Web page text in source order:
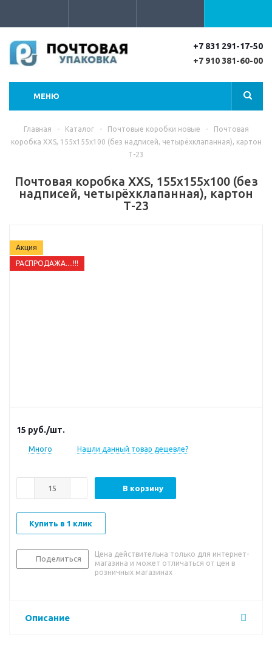
+7 831 291-17-50
+7 910 381-60-00
МЕНЮ
Главная - Каталог - Почтовые коробки новые -
Почтовая
коробка XXS, 155х155х100 (без надписей, четырёхклапанная), картон
Т-23
Почтовая коробка XXS, 155х155х100 (без
надписей, четырёхклапанная), картон
Т-23
Акция
РАСПРОДАЖА....!!!
15 руб./шт.
Много Нашли данный товар дешевле?
В корзину
Купить в 1 клик
Поделиться
Цена действительна только для интернет-
магазина и может отличаться от цен в
розничных магазинах
Описание